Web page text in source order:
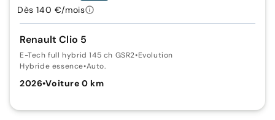
Renault Clio 5
E-Tech full hybrid 145 ch GSR2•Evolution
Hybride essence•Auto.
2026•Voiture 0 km
Dès 140 €/mois